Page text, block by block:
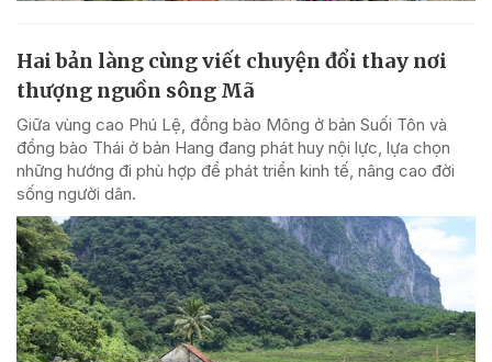
Hai bản làng cùng viết chuyện đổi thay nơi
thượng nguồn sông Mã
Giữa vùng cao Phú Lệ, đồng bào Mông ở bản Suối Tôn và
đồng bào Thái ở bản Hang đang phát huy nội lực, lựa chọn
những hướng đi phù hợp để phát triển kinh tế, nâng cao đời
sống người dân.